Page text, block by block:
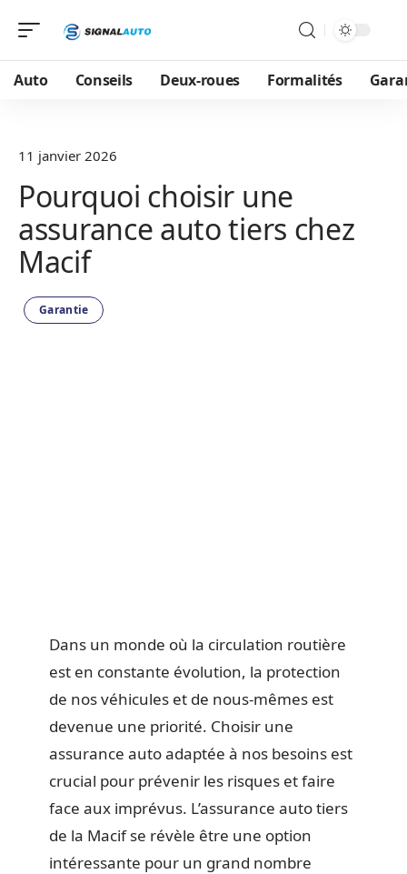
Auto Conseils Deux-roues Formalités
11 janvier 2026
Pourquoi choisir une
assurance auto tiers chez
Macif
Garantie
Dans un monde où la circulation routière
est en constante évolution, la protection
de nos véhicules et de nous-mêmes est
devenue une priorité. Choisir une
assurance auto adaptée à nos besoins est
crucial pour prévenir les risques et faire
face aux imprévus. L’assurance auto tiers
de la Macif se révèle être une option
intéressante pour un grand nombre